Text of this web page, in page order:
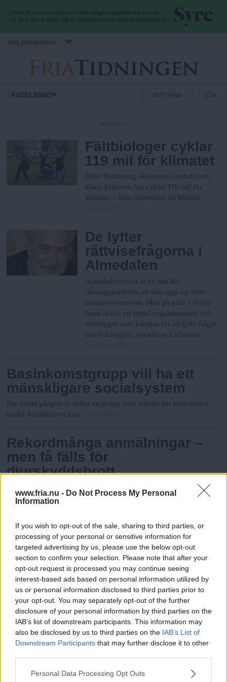
www.fria.nu - Do Not Process My Personal
Information
If you wish to opt-out of the sale, sharing to third parties, or
processing of your personal or sensitive information for
targeted advertising by us, please use the below opt-out
section to confirm your selection. Please note that after your
opt-out request is processed you may continue seeing
interest-based ads based on personal information utilized by
us or personal information disclosed to third parties prior to
your opt-out. You may separately opt-out of the further
disclosure of your personal information by third parties on the
IAB’s list of downstream participants. This information may
also be disclosed by us to third parties on the IAB’s List of
Downstream Participants that may further disclose it to other
Please note that this website/app uses one or more Google
Personal Data Processing Opt Outs
Hoppa till huvudinnehåll
Välj publikation
F
a
u
AVDELNING
n
d
ä
r
m
y
Läs Frias efterträdare!
Syreär Sveriges enda gröna dagstidning som
Fältbiologer cyklar
119 mil för klimatet
Ellen Malmberg, Karolina Lundahl och
Klara Eriksson har cyklat 119 mil för
klimatet – från Östersund till Malmö.
De lyfter
rättvisefrågorna i
Almedalen
Almedalsveckan är ett sätt för
riksdagspartierna att visa upp sig inför
sommarsemestern. Men på plats i Visby
finns också ett flertal organisationer och
föreningar som kämpar för att lyfta frågor
om delaktighet, asylrätt och klimatet.
Basinkomstgrupp vill ha ett
mänskligare socialsystem
För första gången är deltar en grupp som arbetar för basinkomst
under Almedalsveckan.
Rekordmånga anmälningar –
men få fälls för
djurskyddsbrott
djurskyddsbrott runt om i landet. Samtidigt är det få anmälningar
”Jag låter mig själv bli lite mer
emo”
För GFT berättar Sara Granér om att hon i nya albumet vill driva
med språket, utan att det blir för mycket dålig Göteborsvits av det.
Göteborgs Fria
”Fristående kultur är en
demokratifråga”
Genom åren har vi följt det fria kulturlivet i Skåne. Här berättar
några av dem om fördelarna och utmaningarna med att stå på egna